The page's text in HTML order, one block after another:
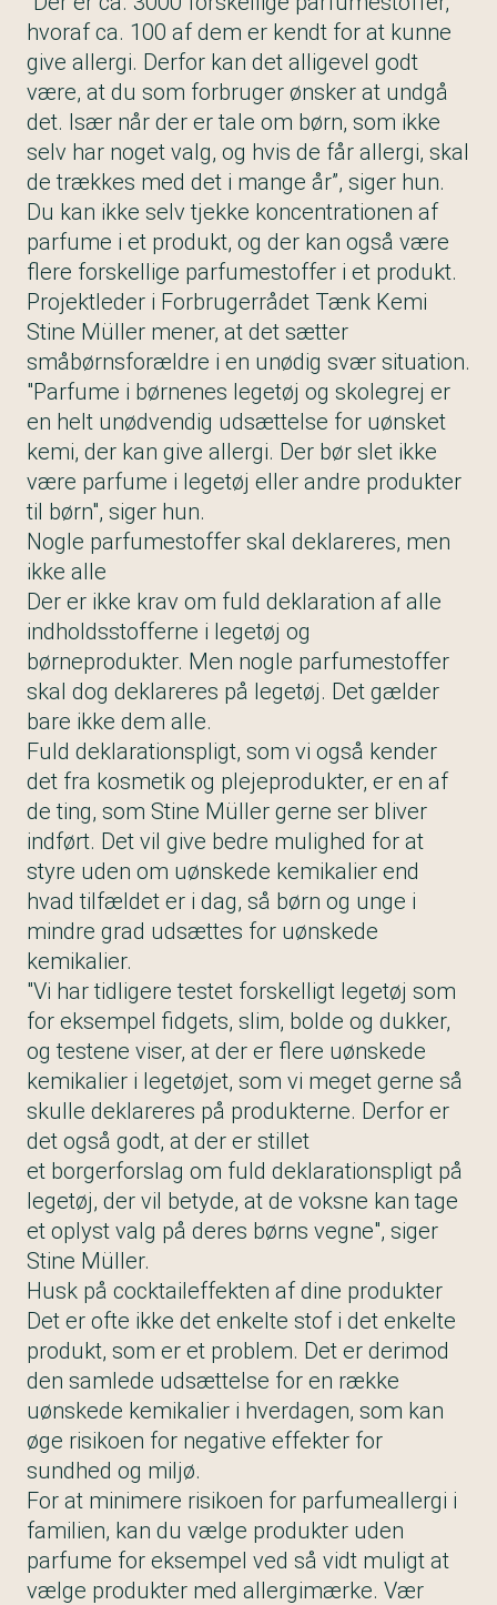
hvoraf ca. 100 af dem er kendt for at kunne
give allergi. Derfor kan det alligevel godt
være, at du som forbruger ønsker at undgå
det. Især når der er tale om børn, som ikke
selv har noget valg, og hvis de får allergi, skal
de trækkes med det i mange år”, siger hun.
Du kan ikke selv tjekke koncentrationen af
parfume i et produkt, og der kan også være
flere forskellige parfumestoffer i et produkt.
Projektleder i Forbrugerrådet Tænk Kemi
Stine Müller mener, at det sætter
småbørnsforældre i en unødig svær situation.
"Parfume i børnenes legetøj og skolegrej er
en helt unødvendig udsættelse for uønsket
kemi, der kan give allergi. Der bør slet ikke
være parfume i legetøj eller andre produkter
til børn", siger hun.
Nogle parfumestoffer skal deklareres, men
ikke alle
Der er ikke krav om fuld deklaration af alle
indholdsstofferne i legetøj og
børneprodukter. Men nogle parfumestoffer
skal dog deklareres på legetøj. Det gælder
bare ikke dem alle.
Fuld deklarationspligt, som vi også kender
det fra kosmetik og plejeprodukter, er en af
de ting, som Stine Müller gerne ser bliver
indført. Det vil give bedre mulighed for at
styre uden om uønskede kemikalier end
hvad tilfældet er i dag, så børn og unge i
mindre grad udsættes for uønskede
kemikalier.
"Vi har tidligere testet forskelligt legetøj som
for eksempel fidgets, slim, bolde og dukker,
og testene viser, at der er flere uønskede
kemikalier i legetøjet, som vi meget gerne så
skulle deklareres på produkterne. Derfor er
det også godt, at der er stillet
et borgerforslag om fuld deklarationspligt på
legetøj, der vil betyde, at de voksne kan tage
et oplyst valg på deres børns vegne", siger
Stine Müller.
Husk på cocktaileffekten af dine produkter
Det er ofte ikke det enkelte stof i det enkelte
produkt, som er et problem. Det er derimod
den samlede udsættelse for en række
uønskede kemikalier i hverdagen, som kan
øge risikoen for negative effekter for
sundhed og miljø.
For at minimere risikoen for parfumeallergi i
familien, kan du vælge produkter uden
parfume for eksempel ved så vidt muligt at
vælge produkter med allergimærke. Vær